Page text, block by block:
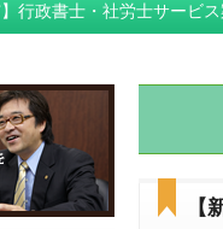
】行政書士・社労士サービ
【